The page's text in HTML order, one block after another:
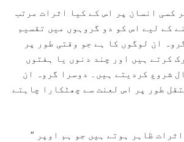
کسی انسان پر اس کے کیا اثرات مرتب
کے لیے اس کو دو گروہوں میں تقسیم
ان لوگوں کا ہے جو وقتی طور پر
کرتے ہیں اور چند دنوں یا ہفتوں
شروع کردیتے ہیں۔ دوسرا گروہ ان
طور پر اس لعنت سے چھٹکارا چاہتے
ظاہر ہوتے ہیں جو ہم اوپر ”